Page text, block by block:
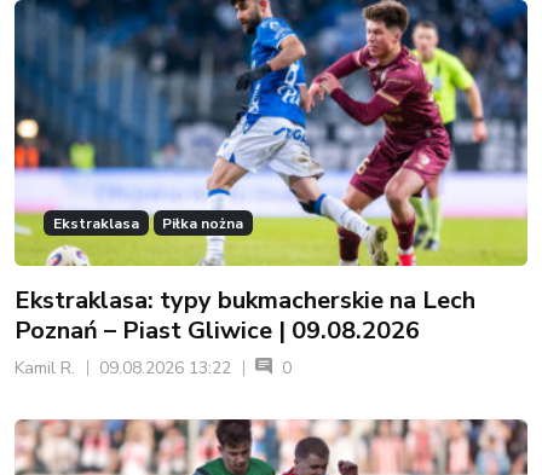
Ekstraklasa Piłka nożna
Ekstraklasa: typy bukmacherskie na Lech
Poznań – Piast Gliwice | 09.08.2026
Kamil R. 09.08.2026 13:22 0